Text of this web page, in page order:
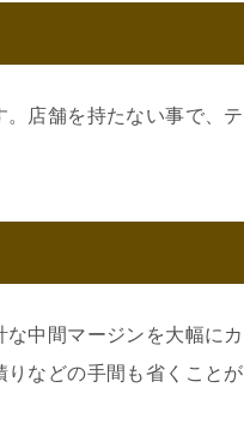
店舗を持たない事で、テ
中間マージンを大幅にカ
などの手間も省くことが